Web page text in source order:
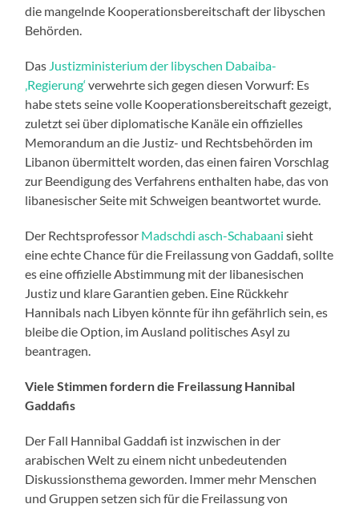
die mangelnde Kooperationsbereitschaft der libyschen
Behörden.
Das Justizministerium der libyschen Dabaiba-
‚Regierung‘verwehrte sich gegen diesen Vorwurf: Es
habe stets seine volle Kooperationsbereitschaft gezeigt,
zuletzt sei über diplomatische Kanäle ein offizielles
Memorandum an die Justiz- und Rechtsbehörden im
Libanon übermittelt worden, das einen fairen Vorschlag
zur Beendigung des Verfahrens enthalten habe, das von
libanesischer Seite mit Schweigen beantwortet wurde.
Der Rechtsprofessor Madschdi asch-Schabaani sieht
eine echte Chance für die Freilassung von Gaddafi, sollte
es eine offizielle Abstimmung mit der libanesischen
Justiz und klare Garantien geben. Eine Rückkehr
Hannibals nach Libyen könnte für ihn gefährlich sein, es
bleibe die Option, im Ausland politisches Asyl zu
beantragen.
Viele Stimmen fordern die Freilassung Hannibal
Gaddafis
Der Fall Hannibal Gaddafi ist inzwischen in der
arabischen Welt zu einem nicht unbedeutenden
Diskussionsthema geworden. Immer mehr Menschen
und Gruppen setzen sich für die Freilassung von